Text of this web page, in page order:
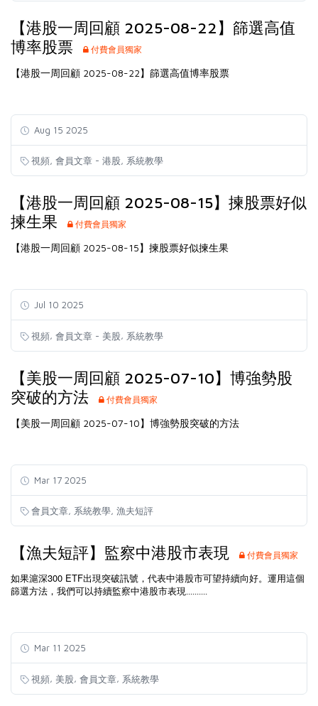
【港股一周回顧 2025-08-22】篩選高值
博率股票
付費會員獨家
【港股一周回顧 2025-08-22】篩選高值博率股票
Aug 15 2025
視頻 會員文章 - 港股 系統教學
【港股一周回顧 2025-08-15】揀股票好似
揀生果
付費會員獨家
【港股一周回顧 2025-08-15】揀股票好似揀生果
Jul 10 2025
視頻, 會員文章 - 美股, 系統教學
【美股一周回顧 2025-07-10】博強勢股
突破的方法
付費會員獨家
【美股一周回顧 2025-07-10】博強勢股突破的方法
Mar 17 2025
會員文章 系統教學 漁夫短評
【漁夫短評】監察中港股市表現 付費會員獨家
如果滬深300 ETF出現突破訊號，代表中港股市可望持續向好。運用這個
篩選方法，我們可以持續監察中港股市表現..........
Mar 11 2025
視頻, 美股, 會員文章, 系統教學